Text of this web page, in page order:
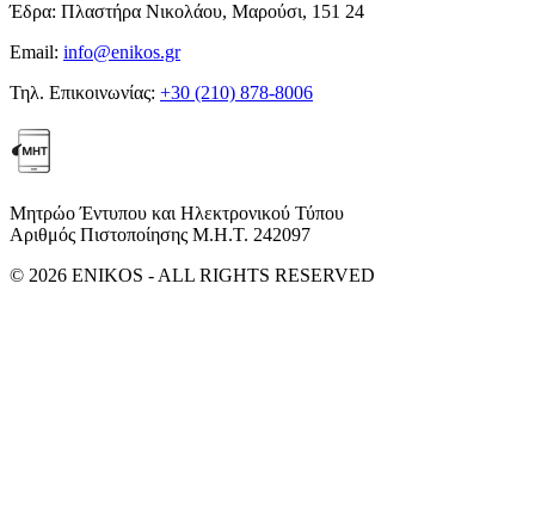
Έδρα: Πλαστήρα Νικολάου, Μαρούσι, 151 24
Email: info@enikos.gr
Τηλ. Επικοινωνίας: +30 (210) 878-8006
Μητρώο Έντυπου και Ηλεκτρονικού Τύπου
Αριθμός Πιστοποίησης Μ.Η.Τ. 242097
© 2026 ENIKOS - ALL RIGHTS RESERVED